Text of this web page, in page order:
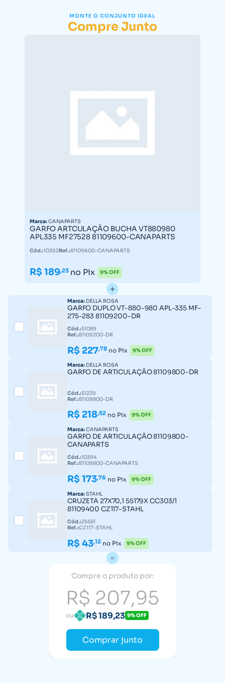
MONTE O CONJUNTO IDEAL
Compre Junto
Marca:CANAPARTS
GARFO ARTCULAÇÃO BUCHA VT880980
APL335 MF27528 81109600-CANAPARTS
Cód.:10392Ref.:81109600-CANAPARTS
R$ 189,23 no Pix 9% OFF
Marca: DELLA ROSA
GARFO DUPLO VT-880-980 APL-335 MF-
275-283 81109200-DR
Cód.:51089
Ref.:81109200-DR
R$ 227,78 no Pix 9% OFF
Marca: DELLA ROSA
GARFO DE ARTICULAÇÃO 81109800-DR
Cód.:51229
Ref.:81109800-DR
R$ 218,52 no Pix 9% OFF
Marca:CANAPARTS
GARFO DE ARTICULAÇÃO 81109800-
CANAPARTS
Cód.:10394
Ref.:81109800-CANAPARTS
R$ 173,76 no Pix 9% OFF
Marca:STAHL
CRUZETA 27X70,1 55179X CC303/1
81109400 CZ117-STAHL
Cód.:25581
Ref.:CZ117-STAHL
R$ 43,12 no Pix 9% OFF
Compre o produto por:
R$ 207,95
ou R$ 189,23 9% OFF
Comprar junto